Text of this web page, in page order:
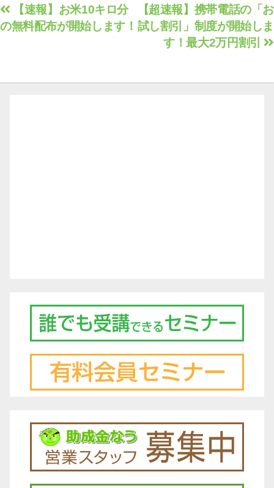
投
稿
ゲ
【超速報】携帯電話の「お
試し割引」制度が開始しま
す！最大2万円割引
【速報】お米10キロ分
の無料配布が開始します！